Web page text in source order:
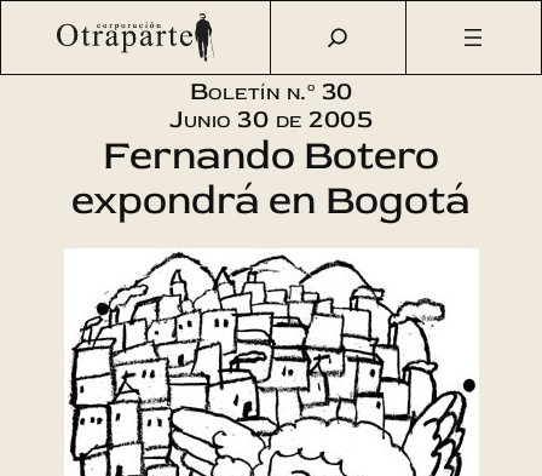
Saltar
Otraparte.org /Corporación Boletín/
Boletín n.º 30 –
Fernando Botero expondrá en Bogotá
Boletín n.º 30
Junio 30 de 2005
Fernando Botero
expondrá en Bogotá